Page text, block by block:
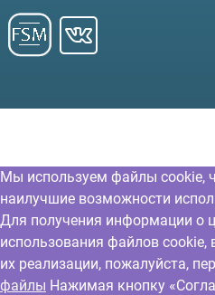
Мы используем файлы cookie,
наилучшие возможности
Для получения информации о
использования файлов
их реализации, пожалуйста,
файлы Нажимая кнопку